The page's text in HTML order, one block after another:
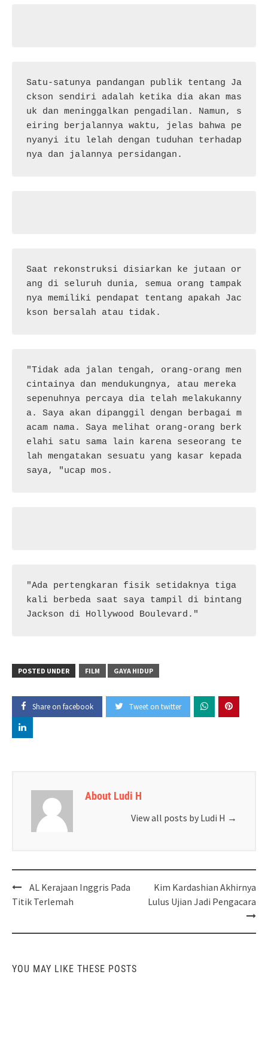
Satu-satunya pandangan publik tentang Ja
ckson sendiri adalah ketika dia akan mas
uk dan meninggalkan pengadilan. Namun, s
eiring berjalannya waktu, jelas bahwa pe
nyanyi itu lelah dengan tuduhan terhadap
nya dan jalannya persidangan.
Saat rekonstruksi disiarkan ke jutaan or
ang di seluruh dunia, semua orang tampak
nya memiliki pendapat tentang apakah Jac
kson bersalah atau tidak.
"Tidak ada jalan tengah, orang-orang men
cintainya dan mendukungnya, atau mereka
sepenuhnya percaya dia telah melakukanny
a. Saya akan dipanggil dengan berbagai m
acam nama. Saya melihat orang-orang berk
elahi satu sama lain karena seseorang te
lah mengatakan sesuatu yang kasar kepada
saya, "ucap mos.
"Ada pertengkaran fisik setidaknya tiga
kali berbeda saat saya tampil di bintang
Jackson di Hollywood Boulevard."
POSTED UNDER FILM GAYA HIDUP
Share on facebook Tweet on twitter
About Ludi H
View all posts by Ludi H →
Post
navigation
AL Kerajaan Inggris Pada
Titik Terlemah
Kim Kardashian Akhirnya
Lulus Ujian Jadi Pengacara
YOU MAY LIKE THESE POSTS